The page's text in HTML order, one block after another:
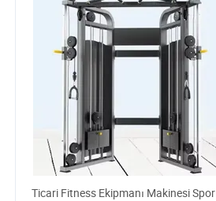
Ticari Fitness Ekipmanı Makinesi Spor